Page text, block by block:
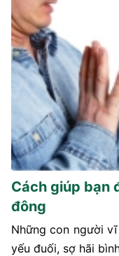
Cách giúp bạn
đông
Những con người
yếu đuối, sợ hãi